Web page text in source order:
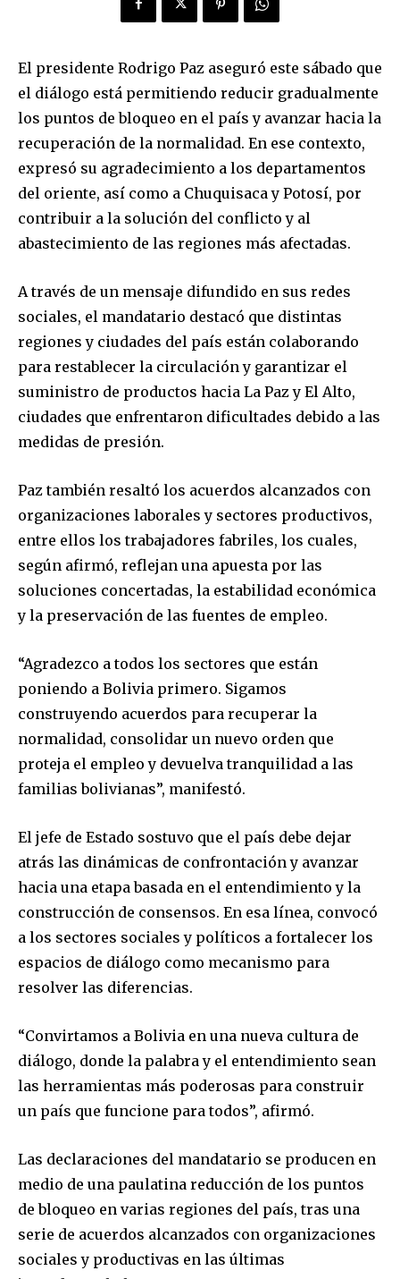
SUBSCRIBERS and be part of the
conversation.
To subscribe, simply enter your email address on our website
or click the subscribe button below. Don't worry, we respect
SUBSCRIBE
El presidente Rodrigo Paz aseguró este sábado que
el diálogo está permitiendo reducir gradualmente
los puntos de bloqueo en el país y avanzar hacia la
recuperación de la normalidad. En ese contexto,
expresó su agradecimiento a los departamentos
del oriente, así como a Chuquisaca y Potosí, por
contribuir a la solución del conflicto y al
abastecimiento de las regiones más afectadas.
A través de un mensaje difundido en sus redes
sociales, el mandatario destacó que distintas
regiones y ciudades del país están colaborando
para restablecer la circulación y garantizar el
suministro de productos hacia La Paz y El Alto,
ciudades que enfrentaron dificultades debido a las
medidas de presión.
Paz también resaltó los acuerdos alcanzados con
organizaciones laborales y sectores productivos,
entre ellos los trabajadores fabriles, los cuales,
según afirmó, reflejan una apuesta por las
soluciones concertadas, la estabilidad económica
y la preservación de las fuentes de empleo.
“Agradezco a todos los sectores que están
poniendo a Bolivia primero. Sigamos
construyendo acuerdos para recuperar la
normalidad, consolidar un nuevo orden que
proteja el empleo y devuelva tranquilidad a las
familias bolivianas”, manifestó.
El jefe de Estado sostuvo que el país debe dejar
atrás las dinámicas de confrontación y avanzar
hacia una etapa basada en el entendimiento y la
construcción de consensos. En esa línea, convocó
a los sectores sociales y políticos a fortalecer los
espacios de diálogo como mecanismo para
resolver las diferencias.
“Convirtamos a Bolivia en una nueva cultura de
diálogo, donde la palabra y el entendimiento sean
las herramientas más poderosas para construir
un país que funcione para todos”, afirmó.
Las declaraciones del mandatario se producen en
medio de una paulatina reducción de los puntos
de bloqueo en varias regiones del país, tras una
serie de acuerdos alcanzados con organizaciones
sociales y productivas en las últimas